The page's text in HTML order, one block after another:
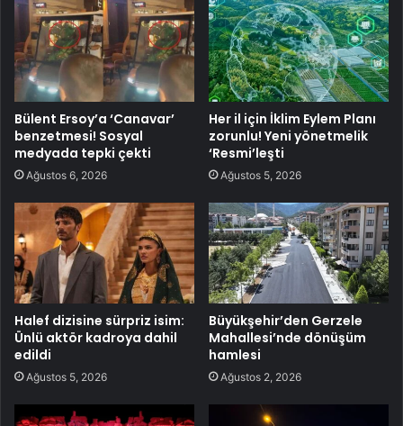
Bülent Ersoy’a ‘Canavar’
benzetmesi! Sosyal
medyada tepki çekti
Ağustos 6, 2026
Her il için İklim Eylem Planı
zorunlu! Yeni yönetmelik
‘Resmi’leşti
Ağustos 5, 2026
Halef dizisine sürpriz isim:
Ünlü aktör kadroya dahil
edildi
Ağustos 5, 2026
Büyükşehir’den Gerzele
Mahallesi’nde dönüşüm
hamlesi
Ağustos 2, 2026